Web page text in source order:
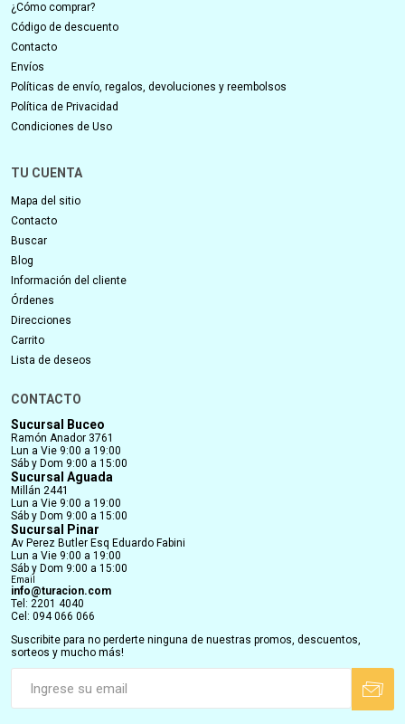
¿Cómo comprar?
Código de descuento
Contacto
Envíos
Políticas de envío, regalos, devoluciones y reembolsos
Política de Privacidad
Condiciones de Uso
TU CUENTA
Mapa del sitio
Contacto
Buscar
Blog
Información del cliente
Órdenes
Direcciones
Carrito
Lista de deseos
CONTACTO
Sucursal Buceo
Ramón Anador 3761
Lun a Vie 9:00 a 19:00
Sáb y Dom 9:00 a 15:00
Sucursal Aguada
Millán 2441
Lun a Vie 9:00 a 19:00
Sáb y Dom 9:00 a 15:00
Sucursal Pinar
Av Perez Butler Esq Eduardo Fabini
Lun a Vie 9:00 a 19:00
Sáb y Dom 9:00 a 15:00
Email
info@turacion.com
Tel: 2201 4040
Cel: 094 066 066
Suscribite para no perderte ninguna de nuestras promos, descuentos,
sorteos y mucho más!